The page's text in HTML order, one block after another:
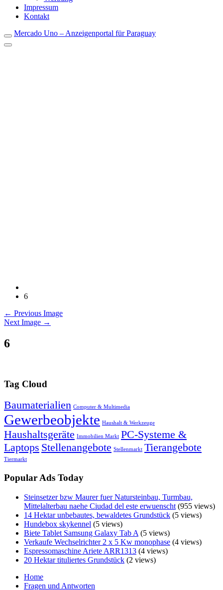
Impressum
Kontakt
Mercado Uno – Anzeigenportal für Paraguay
6
← Previous Image
Next Image →
6
Tag Cloud
Baumaterialien Computer & Multimedia
Gewerbeobjekte Haushalt & Werkzeuge
Haushaltsgeräte Immobilien Markt PC-Systeme &
Laptops Stellenangebote Stellenmarkt Tierangebote
Tiermarkt
Popular Ads Today
Steinsetzer bzw Maurer fuer Natursteinbau, Turmbau,
Mittelalterbau naehe Ciudad del este erwuenscht (955 views)
14 Hektar unbebautes, bewaldetes Grundstück (5 views)
Hundebox skykennel (5 views)
Biete Tablet Samsung Galaxy Tab A (5 views)
Verkaufe Wechselrichter 2 x 5 Kw monophase (4 views)
Espressomaschine Ariete ARR1313 (4 views)
20 Hektar tituliertes Grundstück (2 views)
Home
Fragen und Antworten